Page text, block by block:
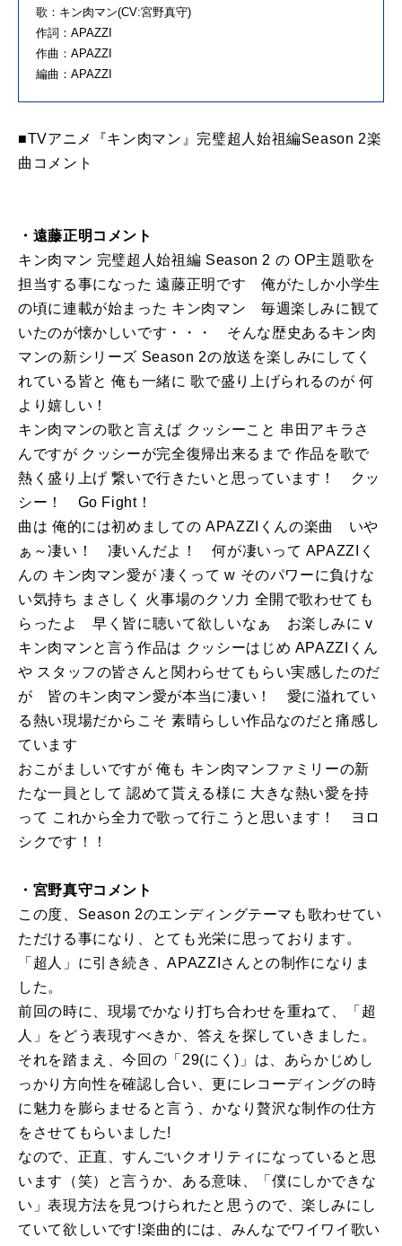
歌：キン肉マン(CV:宮野真守)
作詞：APAZZI
作曲：APAZZI
編曲：APAZZI
■TVアニメ『キン肉マン』完璧超人始祖編Season 2楽
曲コメント
・遠藤正明コメント
キン肉マン 完璧超人始祖編 Season 2 の OP主題歌を
担当する事になった 遠藤正明です 俺がたしか小学生
の頃に連載が始まった キン肉マン 毎週楽しみに観て
いたのが懐かしいです・・・ そんな歴史あるキン肉
マンの新シリーズ Season 2の放送を楽しみにしてく
れている皆と 俺も一緒に 歌で盛り上げられるのが 何
より嬉しい！
キン肉マンの歌と言えば クッシーこと 串田アキラさ
んですが クッシーが完全復帰出来るまで 作品を歌で
熱く盛り上げ 繋いで行きたいと思っています！ クッ
シー！ Go Fight！
曲は 俺的には初めましての APAZZIくんの楽曲 いや
ぁ～凄い！ 凄いんだよ！ 何が凄いって APAZZIく
んの キン肉マン愛が 凄くって w そのパワーに負けな
い気持ち まさしく 火事場のクソ力 全開で歌わせても
らったよ 早く皆に聴いて欲しいなぁ お楽しみに v
キン肉マンと言う作品は クッシーはじめ APAZZIくん
や スタッフの皆さんと関わらせてもらい実感したのだ
が 皆のキン肉マン愛が本当に凄い！ 愛に溢れてい
る熱い現場だからこそ 素晴らしい作品なのだと痛感し
ています
おこがましいですが 俺も キン肉マンファミリーの新
たな一員として 認めて貰える様に 大きな熱い愛を持
って これから全力で歌って行こうと思います！ ヨロ
シクです！！
・宮野真守コメント
この度、Season 2のエンディングテーマも歌わせてい
ただける事になり、とても光栄に思っております。
「超人」に引き続き、APAZZIさんとの制作になりま
した。
前回の時に、現場でかなり打ち合わせを重ねて、「超
人」をどう表現すべきか、答えを探していきました。
それを踏まえ、今回の「29(にく)」は、あらかじめし
っかり方向性を確認し合い、更にレコーディングの時
に魅力を膨らませると言う、かなり贅沢な制作の仕方
をさせてもらいました!
なので、正直、すんごいクオリティになっていると思
います（笑）と言うか、ある意味、「僕にしかできな
い」表現方法を見つけられたと思うので、楽しみにし
ていて欲しいです!楽曲的には、みんなでワイワイ歌い